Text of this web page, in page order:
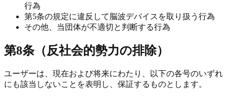
行為
第5条の規定に違反して脳波デバイスを取り扱う行為
その他、当団体が不適切と判断する行為
第8条（反社会的勢力の排除）
ユーザーは、現在および将来にわたり、以下の各号のいずれ
にも該当しないことを表明し、保証するものとします。